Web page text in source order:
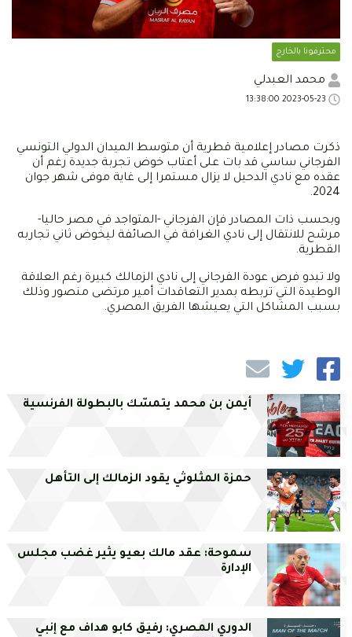
محترفونا بالخارج
محمد العبدلي
ذكرت مصادر إعلامية قطرية أن متوسط الميدان الدولي التونسي
الفرجاني ساسي قد بات على أعتاب خوض تجربة جديدة رغم أن
عقده مع نادي الدحيل لا يزال مستمرا إلى غاية موفى شهر جوان
2024.
وبحسب ذات المصادر فإن الفرجاني -المتواجد في مصر حاليا-
مرشح للانتقال إلى نادي الغرافة في الصائفة ليخوض ثاني تجاربه
القطرية.
ولا تبدو فرص عودة الفرجاني إلى نادي الزمالك كبيرة رغم العلاقة
الوطيدة التي تربطه بمدير التعاقدات أمير مرتضى منصور وذلك
بسبب المشاكل التي يعيشها الفريق المصري.
أيمن بن محمد يتمسّك بالبطولة الفرنسية
حمزة المثلوثي يقود الزمالك إلى التأهل
سموحة: عقد مالك بعيو يثير غضب مجلس
الإدارة
الدوري المصري: رفيق كابو هداف مع إنبي